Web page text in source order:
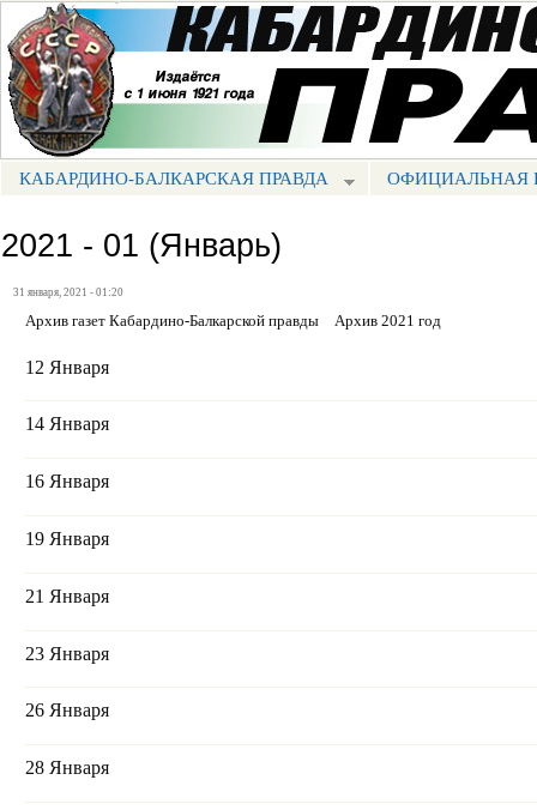
Портал СМИ КБР
МЕНЮ КБП
КАБАРДИНО-БАЛКАРСКАЯ ПРАВДА ОФИЦИАЛЬНАЯ
2021 - 01 (Январь)
31 января, 2021 - 01:20
Архив газет Кабардино-Балкарской правды Архив 2021 год
12 Января
14 Января
16 Января
19 Января
21 Января
23 Января
26 Января
28 Января